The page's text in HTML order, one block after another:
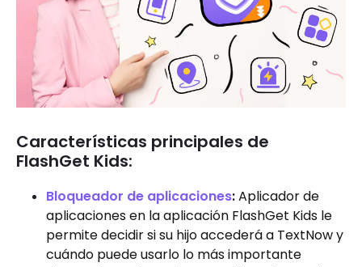
Características principales de
FlashGet Kids:
Bloqueador de aplicaciones:Aplicador de
aplicaciones en la aplicación FlashGet Kids le
permite decidir si su hijo accederá a TextNow y
cuándo puede usarlo lo más importante